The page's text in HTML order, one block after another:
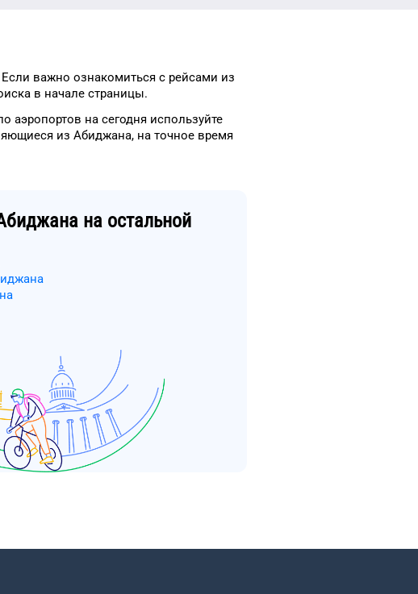
Если важно ознакомиться с рейсами из
в начале страницы.
аэропортов на сегодня используйте
из Абиджана, на точное время
на остальной